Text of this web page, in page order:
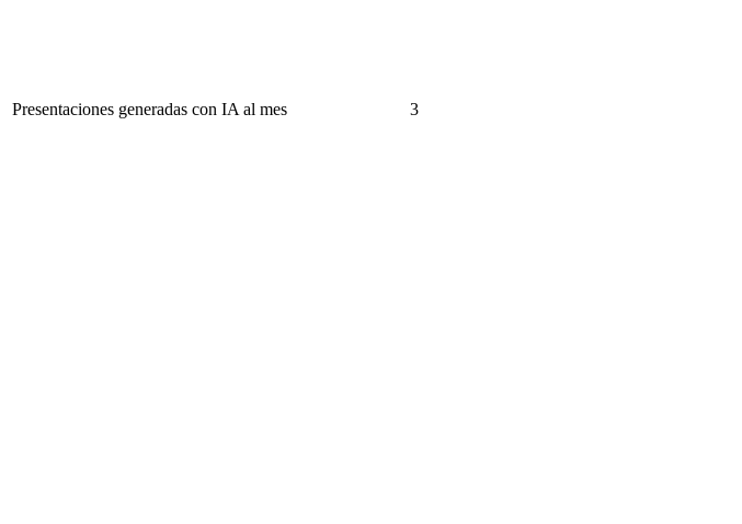
Presentaciones generadas con IA al mes 3